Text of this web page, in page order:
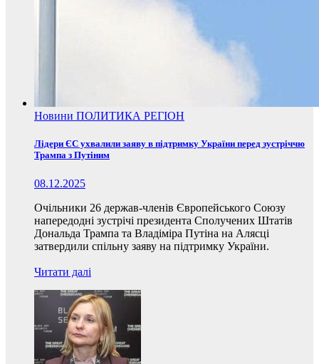
Новини ПОЛИТИКА РЕГІОН
Лідери ЄС ухвалили заяву в підтримку України перед зустріччю
Трампа з Путіним
08.12.2025
Очільники 26 держав-членів Європейського Союзу
напередодні зустрічі президента Сполучених Штатів
Дональда Трампа та Владіміра Путіна на Алясці
затвердили спільну заяву на підтримку України.
Читати далі